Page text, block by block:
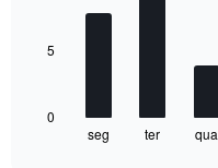
and
flights.
The
seg ter qua
0
5